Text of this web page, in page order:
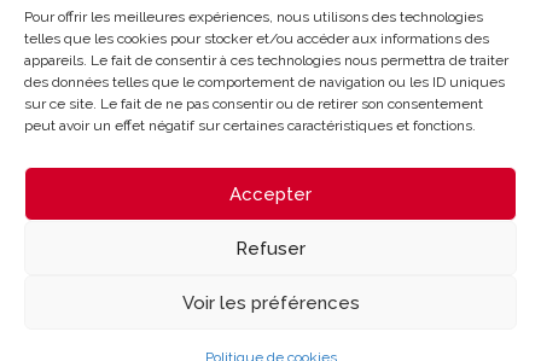
Pour offrir les meilleures expériences, nous utilisons des technologies
telles que les cookies pour stocker et/ou accéder aux informations des
appareils. Le fait de consentir à ces technologies nous permettra de traiter
des données telles que le comportement de navigation ou les ID uniques
sur ce site. Le fait de ne pas consentir ou de retirer son consentement
peut avoir un effet négatif sur certaines caractéristiques et fonctions.
Accepter
Refuser
Voir les préférences
Politique de cookies
Agenda
Clubs sportifs
Infrastructures
Mérites
Aides